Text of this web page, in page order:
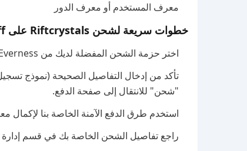
معرف المستخدم أو معرف الدور
خطوات سريعة لشحن Riftcrystals على BuffBuff
اختر حزمة الشحن المفضلة لديك من Neverness to Everness على BuffBuff لتجربة شراء سلسة وموثوقة.
تأكد من إدخال التفاصيل الصحيحة (نموذج
"شحن" للانتقال إلى صفحة الدفع.
استخدم طرق الدفع الآمنة الخاصة بنا لإكمال
راجع تفاصيل الشحن الخاصة بك في قسم